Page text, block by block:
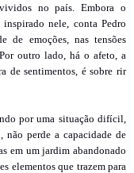
no país. Embora o
nele, conta Pedro
de emoções, nas tensões
outro lado, há o afeto, a
de sentimentos, é sobre rir
por uma situação difícil,
perde a capacidade de
em um jardim abandonado
elementos que trazem para